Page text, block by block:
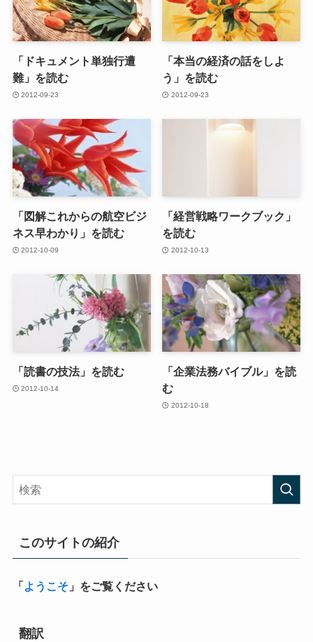
「ドキュメント単独行遭
難」を読む
2012-09-23
「本当の経済の話をしよ
う」を読む
2012-09-23
「図解これからの航空ビジ
ネス早わかり」を読む
2012-10-09
「経営戦略ワークブック」
を読む
2012-10-13
「読書の技法」を読む
2012-10-14
「企業法務バイブル」を読
む
2012-10-18
このサイトの紹介
「ようこそ」をご覧ください
翻訳